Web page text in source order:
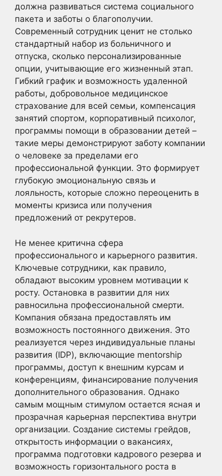
должна развиваться система социального
пакета и заботы о благополучии.
Современный сотрудник ценит не столько
стандартный набор из больничного и
отпуска, сколько персонализированные
опции, учитывающие его жизненный этап.
Гибкий график и возможность удаленной
работы, добровольное медицинское
страхование для всей семьи, компенсация
занятий спортом, корпоративный психолог,
программы помощи в образовании детей –
такие меры демонстрируют заботу компании
о человеке за пределами его
профессиональной функции. Это формирует
глубокую эмоциональную связь и
лояльность, которые сложно переоценить в
моменты кризиса или получения
предложений от рекрутеров.
Не менее критична сфера
профессионального и карьерного развития.
Ключевые сотрудники, как правило,
обладают высоким уровнем мотивации к
росту. Остановка в развитии для них
равносильна профессиональной смерти.
Компания обязана предоставлять им
возможность постоянного движения. Это
реализуется через индивидуальные планы
развития (IDP), включающие mentorship
программы, доступ к внешним курсам и
конференциям, финансирование получения
дополнительного образования. Однако
самым мощным стимулом остается ясная и
прозрачная карьерная перспектива внутри
организации. Создание системы грейдов,
открытость информации о вакансиях,
программа подготовки кадрового резерва и
возможность горизонтального роста в